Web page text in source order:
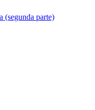
(segunda parte)